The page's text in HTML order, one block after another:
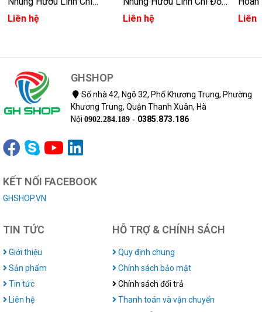
Vàng Hàn Quốc
Liên hệ
Hàn Quốc
Liên hệ
Hàn
Liên
GHSHOP
Số nhà 42, Ngõ 32, Phố Khương Trung, Phường
Khương Trung, Quận Thanh Xuân, Hà
Nội 0902.284.189 - 0385.873.186
KẾT NỐI FACEBOOK
GHSHOP.VN
TIN TỨC
Giới thiệu
Sản phẩm
Tin tức
Liên hệ
HỖ TRỢ & CHÍNH SÁCH
Quy định chung
Chính sách bảo mật
Chính sách đổi trả
Thanh toán và vận chuyển